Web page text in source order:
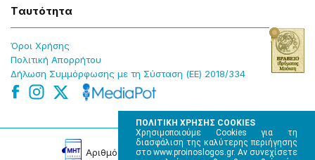
ΠΟΛΙΤΙΚΗ ΧΡΗΣΗΣ COOKIES
Χρησιμοποιούμε Cookies για τη
διασφάλιση της καλύτερης περιήγησης
στο www.proinoslogos.gr. Αν συνεχίσετε
Tαυτότητα
Όροɩ Χρήσης
Πολɩτɩκή Απορρήτου
Δήλωση Συμμόρφωσης με τη Σύσταση (ΕΕ) 2018/334
Αρɩθμός Πɩστοποίησης Μ.Η.Τ. 220242